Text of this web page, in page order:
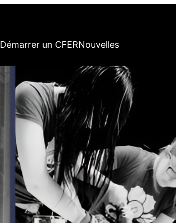
Démarrer un CFERNouvelles